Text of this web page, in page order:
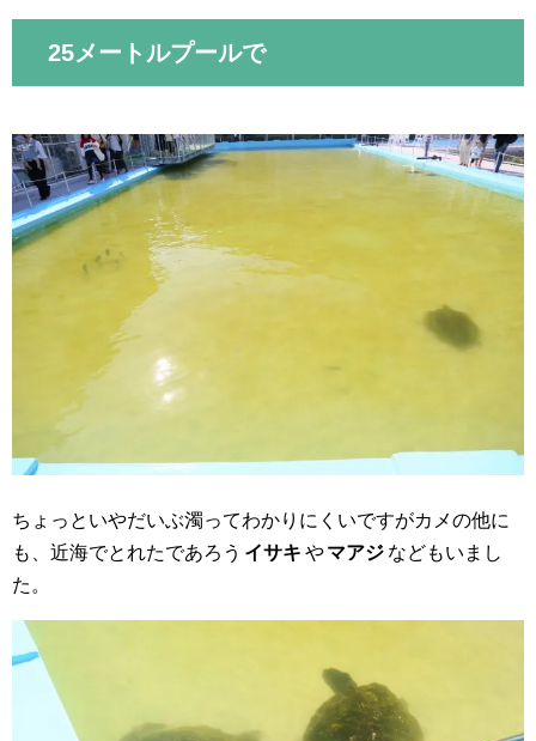
25メートルプールで
ちょっといやだいぶ濁ってわかりにくいですがカメの他に
も、近海でとれたであろう イサキ やマアジ などもいまし
た。